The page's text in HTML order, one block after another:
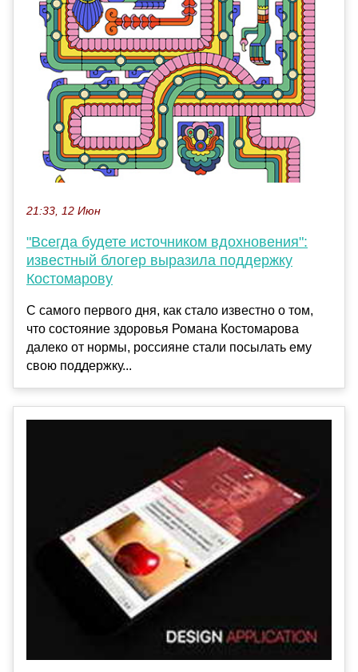
21:33, 12 Июн
"Всегда будете источником вдохновения":
известный блогер выразила поддержку
Костомарову
С самого первого дня, как стало известно о том,
что состояние здоровья Романа Костомарова
далеко от нормы, россияне стали посылать ему
свою поддержку...